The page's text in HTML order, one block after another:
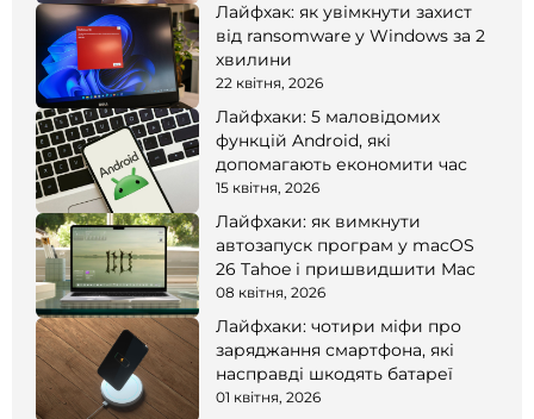
Лайфхак: як увімкнути захист
від ransomware у Windows за 2
хвилини
22 квітня, 2026
Лайфхаки: 5 маловідомих
функцій Android, які
допомагають економити час
15 квітня, 2026
Лайфхаки: як вимкнути
автозапуск програм у macOS
26 Tahoe і пришвидшити Mac
08 квітня, 2026
Лайфхаки: чотири міфи про
заряджання смартфона, які
насправді шкодять батареї
01 квітня, 2026